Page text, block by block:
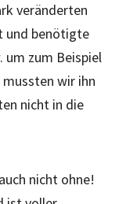
veränderten
und benötigte
um zum Beispiel
wir ihn
nicht in die
nicht ohne!